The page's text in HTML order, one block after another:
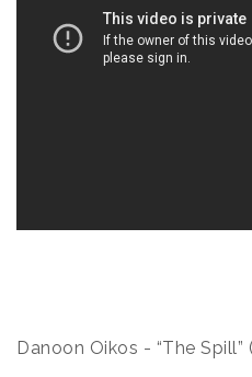
Danoon Oikos - “The Spill”